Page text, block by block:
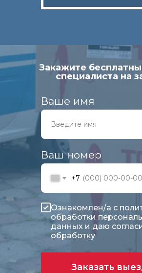
Закажите
специалиста на
Ваше имя
Ваш номер
+7
Ознакомлен/а с
обработки
данных и даю
обработку
Заказать